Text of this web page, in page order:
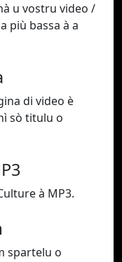
u vostru video /
più bassa à a
di video è
sò titulu o
à MP3.
spartelu o